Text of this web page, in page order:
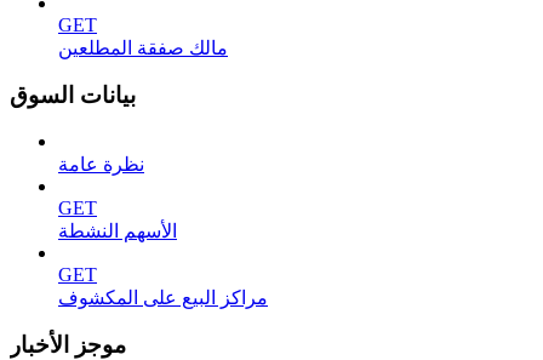
GET
مالك صفقة المطلعين
بيانات السوق
نظرة عامة
GET
الأسهم النشطة
GET
مراكز البيع على المكشوف
موجز الأخبار